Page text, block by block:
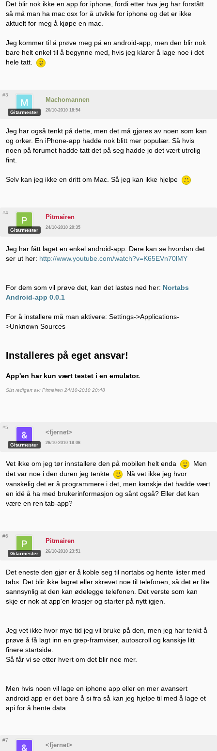
Det blir nok ikke en app for iphone, fordi etter hva jeg har forstått
så må man ha mac osx for å utvikle for iphone og det er ikke
aktuelt for meg å kjøpe en mac.
Jeg kommer til å prøve meg på en android-app, men den blir nok
bare helt enkel til å begynne med, hvis jeg klarer å lage noe i det
hele tatt.
#3
Gitarmester
Machomannen
20/10-2010 18:54
Jeg har også tenkt på dette, men det må gjøres av noen som kan
og orker. En iPhone-app hadde nok blitt mer populær. Så hvis
noen på forumet hadde tatt det på seg hadde jo det vært utrolig
fint.
Selv kan jeg ikke en dritt om Mac. Så jeg kan ikke hjelpe
#4
Gitarmester
Pitmairen
24/10-2010 20:35
Jeg har fått laget en enkel android-app. Dere kan se hvordan det
ser ut her: http://www.youtube.com/watch?v=K65EVn70lMY
For dem som vil prøve det, kan det lastes ned her: Nortabs
Android-app 0.0.1
For å installere må man aktivere: Settings->Applications-
>Unknown Sources
Installeres på eget ansvar!
App'en har kun vært testet i en emulator.
Sist redigert av: Pitmairen 24/10-2010 20:48
#5
Gitarmester
<fjernet>
26/10-2010 19:06
Vet ikke om jeg tør innstallere den på mobilen helt enda
Men
det var noe i den duren jeg tenkte
Nå vet ikke jeg hvor
vanskelig det er å programmere i det, men kanskje det hadde vært
en idé å ha med brukerinformasjon og sånt også? Eller det kan
være en ren tab-app?
#6
Gitarmester
Pitmairen
26/10-2010 23:51
Det eneste den gjør er å koble seg til nortabs og hente lister med
tabs. Det blir ikke lagret eller skrevet noe til telefonen, så det er lite
sannsynlig at den kan ødelegge telefonen. Det verste som kan
skje er nok at app'en krasjer og starter på nytt igjen.
Jeg vet ikke hvor mye tid jeg vil bruke på den, men jeg har tenkt å
prøve å få lagt inn en grep-framviser, autoscroll og kanskje litt
finere startside.
Så får vi se etter hvert om det blir noe mer.
Men hvis noen vil lage en iphone app eller en mer avansert
android app er det bare å si fra så kan jeg hjelpe til med å lage et
api for å hente data.
#7
<fjernet>